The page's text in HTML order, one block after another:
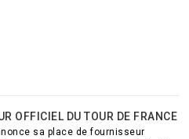
OFFICIEL DU TOUR DE FRANCE
sa place de fournisseur